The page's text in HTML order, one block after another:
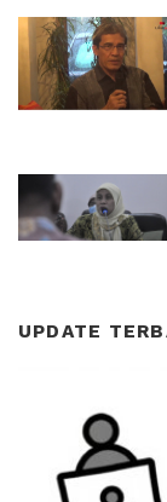
UPDATE